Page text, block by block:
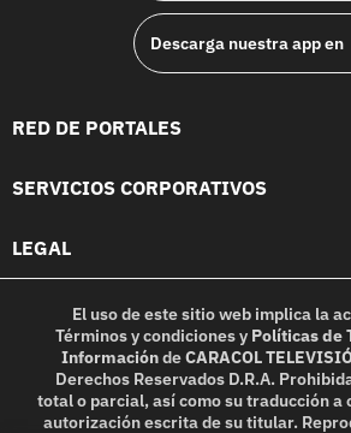
Descarga nuestra app en
RED DE PORTALES
SERVICIOS CORPORATIVOS
LEGAL
El uso de este sitio web implica la
Términos y condicionesy Políticas de
InformacióndeCARACOL
Derechos Reservados D.R.A.
total o parcial, así como su traducción a
autorización escrita de su titular.